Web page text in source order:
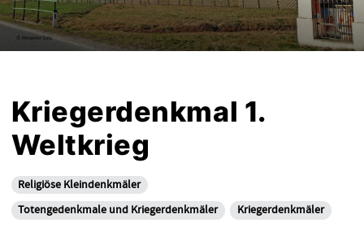
Kriegerdenkmal 1.
Weltkrieg
Religiöse Kleindenkmäler
Totengedenkmale und Kriegerdenkmäler
Kriegerdenkmäler